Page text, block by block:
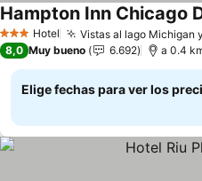
3 Estrellas
Hotel Vistas al lago Michigan
Ver precios
8,0 Muy bueno 6.692 a 0.4
Elige fechas para ver los